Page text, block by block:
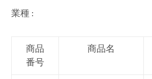
業種 :
商品
番号
商品名